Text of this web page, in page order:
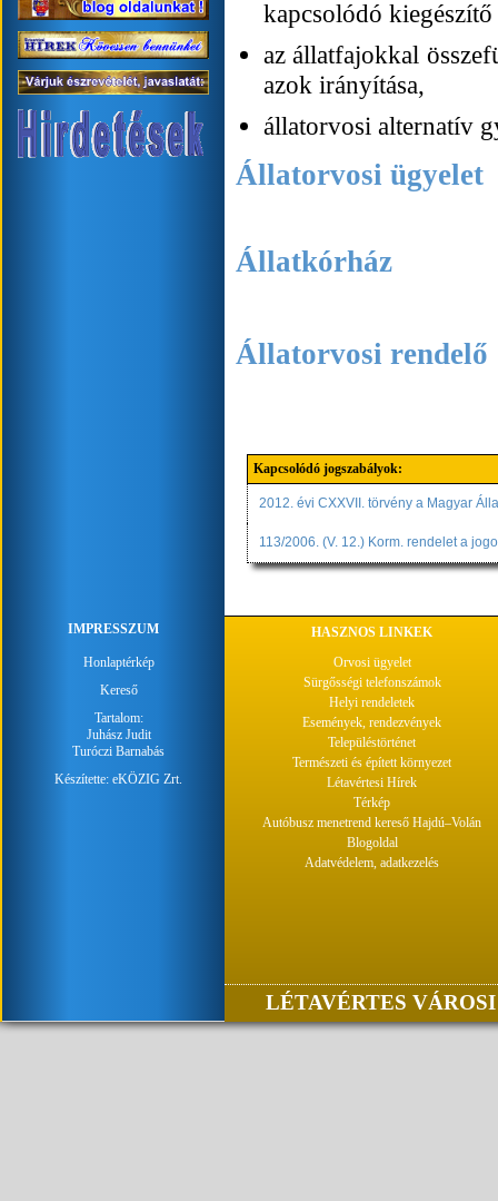
kapcsolódó
az állatfajokkal
azok irányítása,
állatorvosi alternatív
Állatorvosi ügyelet
Állatkórház
Állatorvosi rendelő
Kapcsolódó jogszabályok:
2012. évi CXXVII. törvény a Magyar
113/2006. (V. 12.) Korm. rendelet a
IMPRESSZUM
Honlaptérkép
Kereső
Tartalom:
Juhász Judit
Turóczi Barnabás
Készítette:eKÖZIG Zrt.
HASZNOS LINKEK
Orvosi ügyelet
Sürgősségi telefonszámok
Helyi rendeletek
Események, rendezvények
Településtörténet
Természeti és épített környezet
Létavértesi Hírek
Térkép
Autóbusz menetrend kereső Hajdú–Volán
Blogoldal
Adatvédelem, adatkezelés
LÉTAVÉRTES